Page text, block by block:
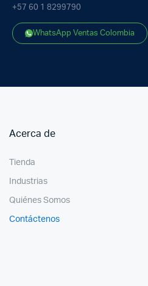
+57 60 1 8299790
WhatsApp Ventas Colombia
Acerca de
Tienda
Industrias
Quiénes Somos
Contáctenos